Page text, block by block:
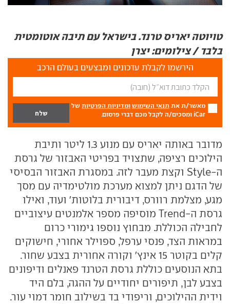
טויוטה יאריס טרנד. בישראל עם תיבה אוטומטית
בלבד / צילומים: יצרן
הירשמו לקבלת עדכונים ומבצעים בעולם הרכב
מאשר/ת את תנאי השימוש ומדיניות הפרטיות של
iCar ומסכים/ה לקבל מכם דברי פרסום.
מדובר באותה יאריס עם מנוע 1.3 ליטר ותיבת
הילוכים רציפה, שתצויד בפריטי האבזור של גרסת
ה-Style וקצת מעבר לזה. במסגרת האבזור הבסיסי
של הדגם ניתן למצוא מערכת מולטימדיה עם מסך
מגע, מצלמת רוורס, דיבורית בלוטות' ועוד, ואילו
גרסת ה-Trend מוסיפה מספר אלמנטים עיצוביים
לחבילה הכוללת. מבחוץ נוספו גימורי כרום
במראות הצד, פנסי ערפל, ספוילר אחורי, חישוקים
קלים בקוטר 15 אינץ' וקורה אחורית בצבע שחור.
בתא הנוסעים כוללת גרסת הטרנד פאנלים ודיפונים
בצבע לבן, תיפורים יחודיים על ההגה, בלם היד
וידית ההילוכים, וריפודי בד בשילוב חומר דמוי עור.